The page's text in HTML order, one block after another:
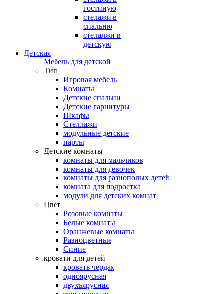
гостиную
стелажи в
спальню
стелалжи в
детскую
Детская
Мебель для детской
Тип
Игровая мебель
Комнаты
Детские спальни
Детские гарнитуры
Шкафы
Стеллажи
модульные детские
парты
Детские комнаты
комнаты для мальчиков
комнаты для девочек
комнаты для разнополых детей
комната для подростка
модули для детских комнат
Цвет
Розовые комнаты
Белые комнаты
Оранжевые комнаты
Разноцветные
Синие
кровати для детей
кровать чердак
одноярусная
двухъярусная